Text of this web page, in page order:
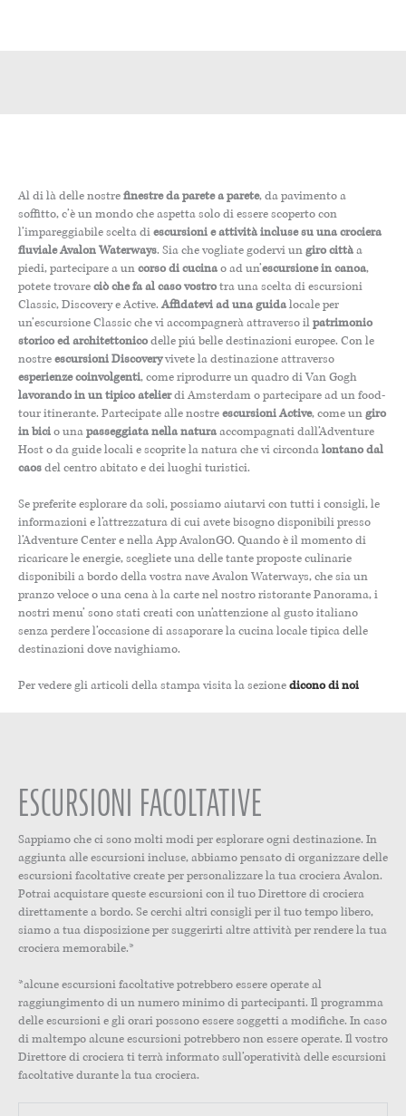
Al di là delle nostrefinestre da parete a parete, da pavimento a
soffitto, c’è un mondo che aspetta solo di essere scoperto con
l’impareggiabile scelta diescursioni e attività incluse su una crociera
fluviale Avalon Waterways. Sia che vogliate godervi ungiro cittàa
piedi, partecipare a uncorso di cucinao ad un’escursione in canoa,
potete trovareciò che fa al caso vostrotra una scelta di escursioni
Classic, Discovery e Active. Affidatevi ad una guidalocale per
un’escursione Classic che vi accompagnerà attraverso ilpatrimonio
storico ed architettonicodelle piú belle destinazioni europee. Con le
nostreescursioni Discoveryvivete la destinazione attraverso
esperienze coinvolgenti, come riprodurre un quadro di Van Gogh
lavorando in un tipico atelierdi Amsterdam o partecipare ad un food-
tour itinerante. Partecipate alle nostreescursioni Active, come ungiro
in bicio unapasseggiata nella naturaaccompagnati dall’Adventure
Host o da guide locali e scoprite la natura che vi circondalontano dal
caosdel centro abitato e dei luoghi turistici.
Se preferite esplorare da soli, possiamo aiutarvi con tutti i consigli, le
informazioni e l’attrezzatura di cui avete bisogno disponibili presso
l’Adventure Center e nella App AvalonGO. Quando è il momento di
ricaricare le energie, scegliete una delle tante proposte culinarie
disponibili a bordo della vostra nave Avalon Waterways, che sia un
pranzo veloce o una cena à la carte nel nostro ristorante Panorama, i
nostri menu’ sono stati creati con un’attenzione al gusto italiano
senza perdere l’occasione di assaporare la cucina locale tipica delle
destinazioni dove navighiamo.
Per vedere gli articoli della stampa visita la sezionedicono di noi
ESCURSIONI FACOLTATIVE
Sappiamo che ci sono molti modi per esplorare ogni destinazione. In
aggiunta alle escursioni incluse, abbiamo pensato di organizzare delle
escursioni facoltative create per personalizzare la tua crociera Avalon.
Potrai acquistare queste escursioni con il tuo Direttore di crociera
direttamente a bordo. Se cerchi altri consigli per il tuo tempo libero,
siamo a tua disposizione per suggerirti altre attività per rendere la tua
crociera memorabile.*
*alcune escursioni facoltative potrebbero essere operate al
raggiungimento di un numero minimo di partecipanti. Il programma
delle escursioni e gli orari possono essere soggetti a modifiche. In caso
di maltempo alcune escursioni potrebbero non essere operate. Il vostro
Direttore di crociera ti terrà informato sull’operatività delle escursioni
facoltative durante la tua crociera.